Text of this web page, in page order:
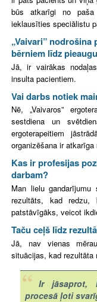
būs atkarīgi no
ieklausīties speciālistu
„Vaivari”
bērniem līdz
Jā, ir vairākas
insulta pacientiem.
Vai darbs notiek
Nē, „Vaivaros”
sestdiena un
ergoterapeitiem
organizēšana ir atkarīga
Kas ir profesijas
darbam?
Man lielu gandarījumu
rezultāts, kad redzu,
patstāvīgāks, veicot
Taču ceļš līdz
Jā, nav vienas
situācijas, kad rezultāta
Ir jāsaprot,
procesā ļoti